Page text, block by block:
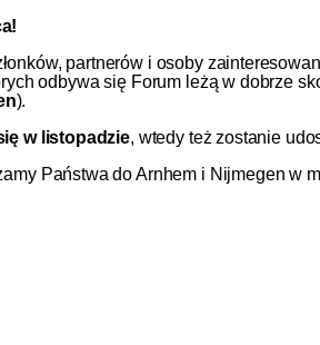
partnerów i osoby
odbywa się Forum leżą w dobrze
).
w listopadzie, wtedy też zostanie
Państwa do Arnhem i Nijmegen w